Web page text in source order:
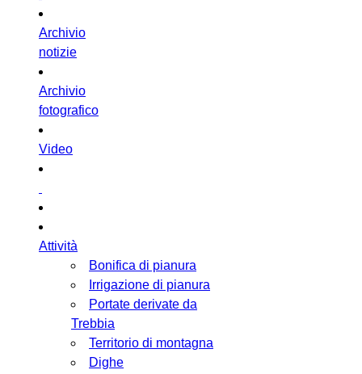
Archivio
notizie
Archivio
fotografico
Video
Attività
Bonifica di pianura
Irrigazione di pianura
Portate derivate da
Trebbia
Territorio di montagna
Dighe